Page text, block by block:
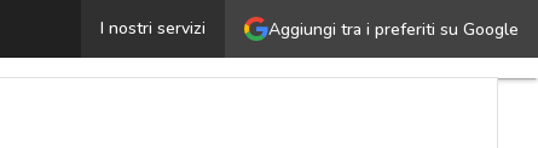
Aggiungi tra i preferiti su Google
I nostri servizi
PhoneSpy, lo spyware per Android: è allerta, ma non